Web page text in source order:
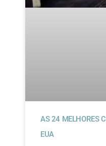
AS 24 MELHORES
EUA